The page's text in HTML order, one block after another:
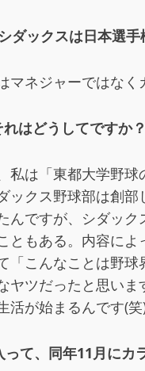
ックスは日本選手
ネジャーではなく
はどうしてですか
私は「東都大学野
ックス野球部は創
んですが、シダッ
ともある。内容に
「こんなことは野
ヤツだったと思い
が始まるんです(笑)
て、同年11月にカ